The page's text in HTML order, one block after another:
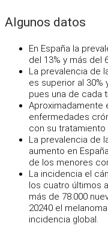
Algunos datos
En España la
del 13% y más del
La prevalencia de
es superior al 30%
pues una de cada
Aproximadamente
enfermedades
con su
La prevalencia de
aumento en
de los menores
La incidencia el
los cuatro últimos
más de 78.000
20240 el
incidencia global.